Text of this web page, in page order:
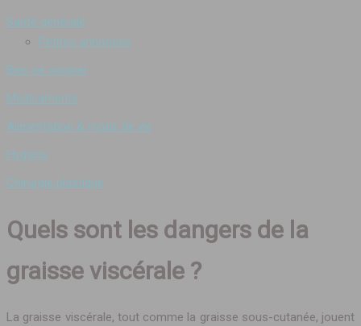
Santé générale
Petites annonces
Bien se soigner
Médicaments
Alimentation & mode de vie
Hygiène
Chirurgie plastique
Quels sont les dangers de la
graisse viscérale ?
La graisse viscérale, tout comme la graisse sous-cutanée, jouent